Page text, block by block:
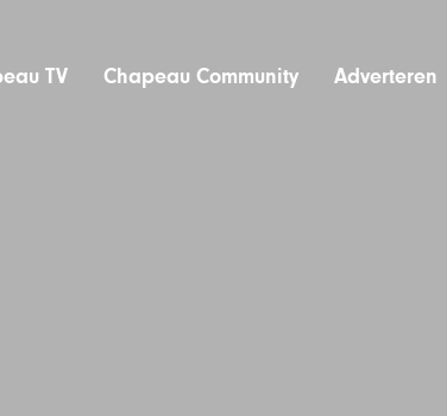
TV Chapeau Community Adverteren